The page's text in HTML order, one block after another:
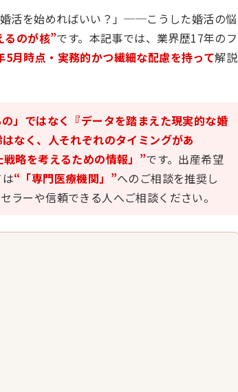
活を始めればいい？」──こうした婚活の悩
るのが核”です。本記事では、業界歴17年のフ
5月時点・実務的かつ繊細な配慮を持って解説
」ではなく『データを踏まえた現実的な婚
なく、人それぞれのタイミングがあ
略を考えるための情報」”です。出産希望
“「専門医療機関」”へのご相談を推奨し
ラーや信頼できる人へご相談ください。